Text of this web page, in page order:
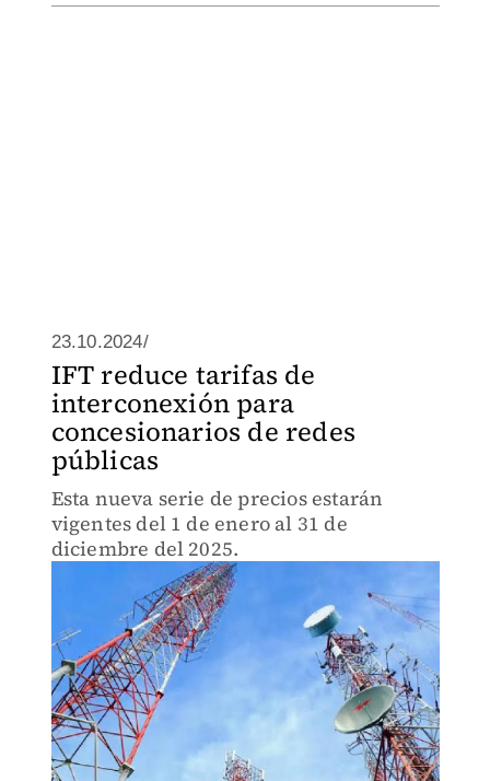
23.10.2024/
IFT reduce tarifas de
interconexión para
concesionarios de redes
públicas
Esta nueva serie de precios estarán
vigentes del 1 de enero al 31 de
diciembre del 2025.